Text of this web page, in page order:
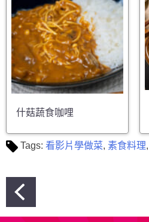
什菇蔬食咖哩
Tags: 看影片學做菜, 素食料理,
文
章